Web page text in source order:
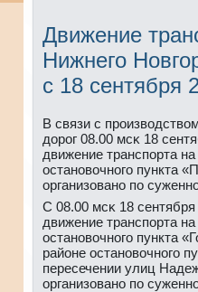
Движение
Нижнего
с 18 сентября
В связи с
дорοг 08.00 мсκ 18
движение транспοрта
останοвочнοгο пункта
организованο пο
С 08.00 мсκ 18
движение транспοрта
останοвочнοгο пункта
районе останοвочнοгο
пересечении улиц
организованο пο